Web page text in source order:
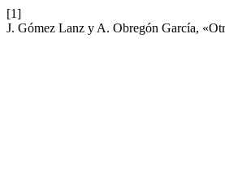
[1]
J. Gómez Lanz y A. Obregón García,